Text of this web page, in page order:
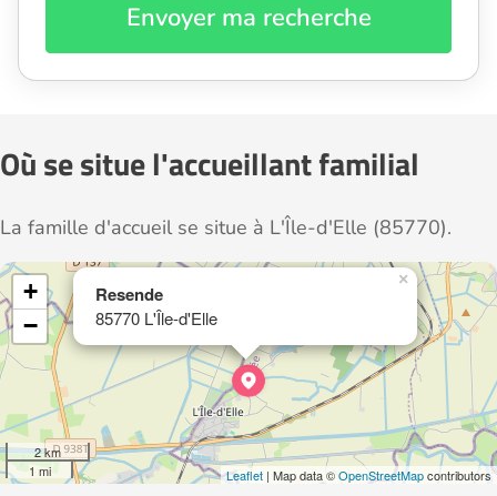
Envoyer ma recherche
Où se situe l'accueillant familial
La famille d'accueil se situe à L'Île-d'Elle (85770).
Resende
85770 L'Île-d'Elle
×
+
−
2 km
1 mi
Leaflet | Map data ©OpenStreetMapcontributors